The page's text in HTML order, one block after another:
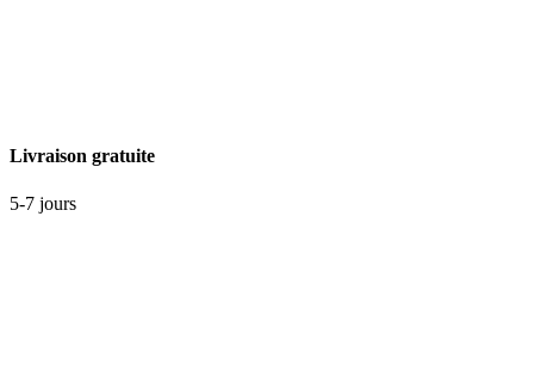
Livraison gratuite
5-7 jours